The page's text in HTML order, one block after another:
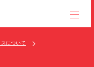
について